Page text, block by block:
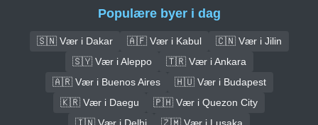
Populære byer i dag
🇸🇳 Vær i Dakar 🇦🇫 Vær i Kabul
🇨🇳 Vær i Jilin
🇸🇾 Vær i Aleppo
🇹🇷 Vær i Ankara
🇦🇷 Vær i Buenos Aires
🇭🇺 Vær i Budapest
🇰🇷 Vær i Daegu
🇵🇭 Vær i Quezon City
🇮🇳 Vær i Delhi
🇿🇲 Vær i Lusaka